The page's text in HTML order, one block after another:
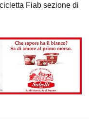
Fiab sezione di